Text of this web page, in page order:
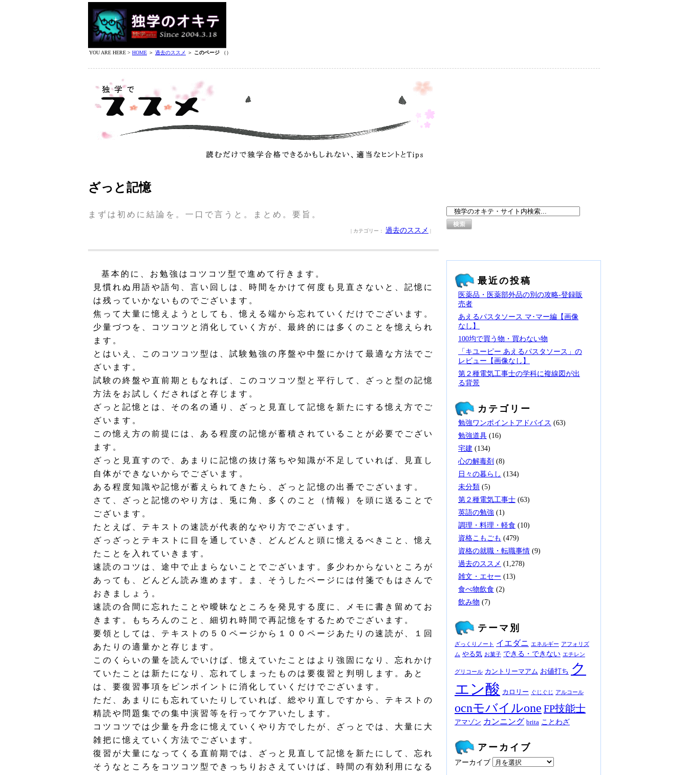
YOU ARE HERE > HOME ＞ 過去のススメ ＞ このページ （）
ざっと記憶
まずは初めに結論を。一口で言うと。まとめ。要旨。
| カテゴリー： 過去のススメ |
基本的に、お勉強はコツコツ型で進めて行きます。
見慣れぬ用語や語句、言い回しは、時間をかけて何度も見直さないと、記憶に
は残っていかないものでございます。
焦って大量に憶えようとしても、憶える端から忘れていくだけでございます。
少量づつを、コツコツと消化していく方が、最終的には多くのことを憶えられ
ます。
とはいえ、このコツコツ型は、試験勉強の序盤や中盤にかけて最適な方法でご
ざいます。
試験の終盤や直前期ともなれば、このコツコツ型と平行して、ざっと型の記憶
方法をお試しくださればと存じます。
ざっと記憶とは、その名の通り、ざっと見直して記憶を新たにする憶え方でご
ざいます。
この憶え方の前提には、ある程度の記憶が蓄積されていることが必要でござい
ます。
ざっと見直すので、あまりに記憶の抜け落ちや知識が不足していれば、見直し
自体ができないからでございます。
ある程度知識や記憶が蓄えられてきたら、ざっと記憶の出番でございます。
さて、ざっと記憶のやり方は、兎に角、多くのこと（情報）を頭に送ることで
ございます。
たとえば、テキストの速読が代表的なやり方でございます。
ざっざっとテキストに目を通していき、どんどんと頭に憶えるべきこと、憶え
たことを入れていきます。
速読のコツは、途中で止まらないことでございます。多少わからないところが
あっても、どんどん読み進めます。ま、そうしたページには付箋でもはさんで
おきましょう。
速読の合間に忘れたことや曖昧なところを発見する度に、メモに書き留めてお
きます。もちろんのこと、細切れ時間で再記憶をするためでございます。
要領としては、テキストの５０ページから１００ページあたりの速読が、１回
あたりの適量かと存じます。
このくらいの量を読んでいけば、憶えていたことはより強固になり、忘れかけ
ていたことは新たになり、忘れてしまったものは要復習と判明します。あと
は、要復習事項をピンポイントに消化していくだけでございます。
ただ、あまりにも忘れていたりしていれば、総やり直しですから、テキストの
精読や問題集での集中演習等を行ってケアいたします。
コツコツでは少量を丹念に憶えていくやり方でしたが、ざっとでは、大量に大
雑把に憶えていく方法でございます。
復習が大量になってくる直前期では、ざっと見直して記憶を新たにして、忘れ
そうなところをコツコツ型できっちりおさえていけば、時間の有効利用になる
最近の投稿
医薬品・医薬部外品の別の攻略‐登録販
売者
あえるパスタソース マ･マー編【画像
なし】
100均で買う物・買わない物
「キユーピー あえるパスタソース」の
レビュー【画像なし】
第２種電気工事士の学科に複線図が出
る背景
カテゴリー
勉強ワンポイントアドバイス (63)
勉強道具 (16)
宅建 (134)
心の解毒剤 (8)
日々の暮らし (134)
未分類 (5)
第２種電気工事士 (63)
英語の勉強 (1)
調理・料理・軽食 (10)
資格こもごも (479)
資格の就職・転職事情 (9)
過去のススメ (1,278)
雑文・エセー (13)
食べ物飲食 (2)
飲み物 (7)
テーマ別
ざっくりノート イエダニ エネルギー アフォリズ
ム やる気 お菓子 できる・できない エチレン
グリコール カントリーマアム お値打ち ク
エン酸 カロリー ぐじぐじ アルコール
ocnモバイルone FP技能士
アマゾン カンニング brita ことわざ
アーカイブ
アーカイブ